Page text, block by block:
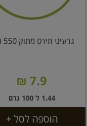
גרעיני תירס מתוק 550 גרם
7.9 ₪
1.44 ל 100 גרם
הוספה לסל +